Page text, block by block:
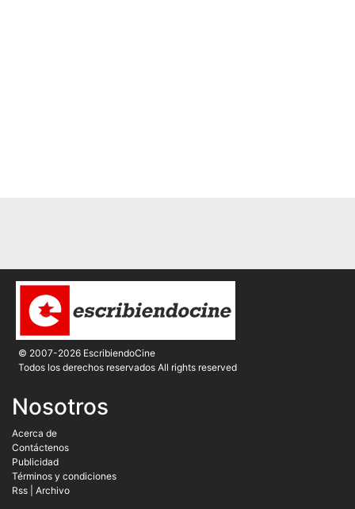
© 2007-2026 EscribiendoCine
Todos los derechos reservados All rights reserved
Nosotros
Acerca de
Contáctenos
Publicidad
Términos y condiciones
Rss
Archivo